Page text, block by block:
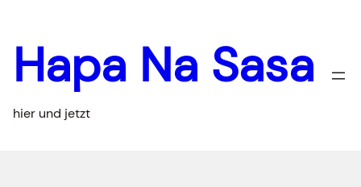
springen
Hapa Na Sasa
hier und jetzt